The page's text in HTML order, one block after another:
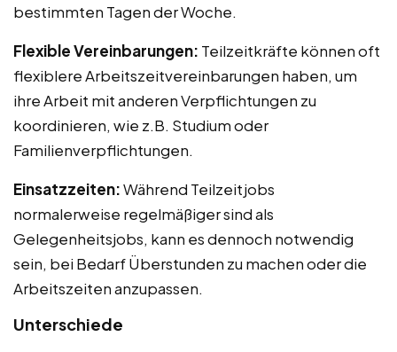
bestimmten Tagen der Woche.
Flexible Vereinbarungen: Teilzeitkräfte können oft
flexiblere Arbeitszeitvereinbarungen haben, um
ihre Arbeit mit anderen Verpflichtungen zu
koordinieren, wie z.B. Studium oder
Familienverpflichtungen.
Einsatzzeiten:Während Teilzeitjobs
normalerweise regelmäßiger sind als
Gelegenheitsjobs, kann es dennoch notwendig
sein, bei Bedarf Überstunden zu machen oder die
Arbeitszeiten anzupassen.
Unterschiede